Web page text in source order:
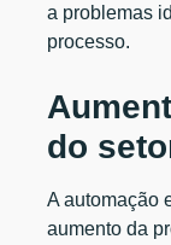
a problemas
processo.
do
A automação
aumento da